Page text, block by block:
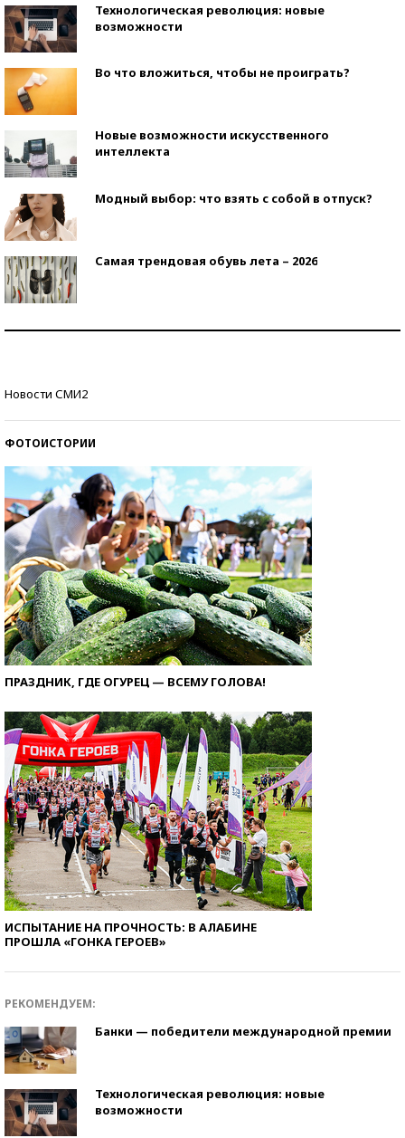
Технологическая революция: новые
возможности
Во что вложиться, чтобы не проиграть?
Новые возможности искусственного
интеллекта
Модный выбор: что взять с собой в отпуск?
Самая трендовая обувь лета – 2026
Новости СМИ2
ФОТОИСТОРИИ
ПРАЗДНИК, ГДЕ ОГУРЕЦ — ВСЕМУ ГОЛОВА!
ИСПЫТАНИЕ НА ПРОЧНОСТЬ: В АЛАБИНЕ
ПРОШЛА «ГОНКА ГЕРОЕВ»
РЕКОМЕНДУЕМ:
Банки — победители международной премии
Технологическая революция: новые
возможности